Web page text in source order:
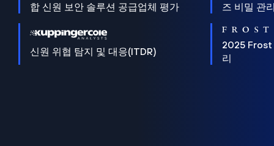
합 신원 보안 솔루션 공급업체 평가
즈 비밀 관
신원 위협 탐지 및 대응(ITDR)
2025 Frost
리